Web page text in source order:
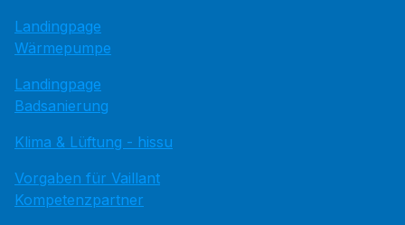
Landingpage
Wärmepumpe
Landingpage
Badsanierung
Klima & Lüftung - hissu
Vorgaben für Vaillant
Kompetenzpartner